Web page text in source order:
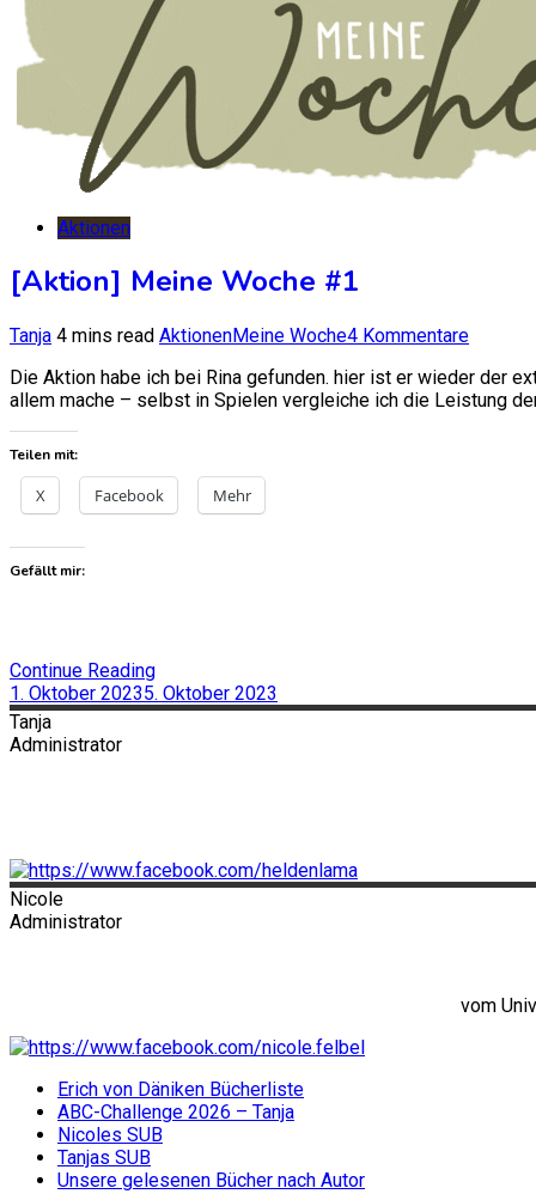
Aktionen
[Aktion] Meine Woche #1
Tanja 4 mins read AktionenMeine Woche4 Kommentarezu
Meine
Woche
Die Aktion habe ich bei Rina gefunden. hier ist er wieder der
allem mache – selbst in Spielen vergleiche ich die Leistung
Teilen mit:
X Facebook Mehr
Gefällt mir:
Continue Reading
1. Oktober 20235. Oktober 2023
Tanja
Administrator
Nicole
Administrator
vom
Erich von Däniken Bücherliste
ABC-Challenge 2026 – Tanja
Nicoles SUB
Tanjas SUB
Unsere gelesenen Bücher nach Autor